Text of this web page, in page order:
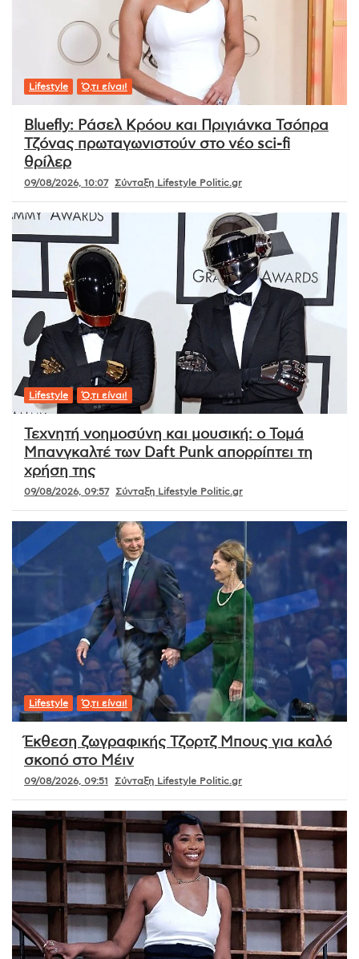
Lifestyle Ό,τι είναι!
Bluefly: Ράσελ Κρόου και Πριγιάνκα Τσόπρα
Τζόνας πρωταγωνιστούν στο νέο sci-fi
θρίλερ
09/08/2026, 10:07 Σύνταξη Lifestyle Politic.gr
Lifestyle Ό,τι είναι!
Τεχνητή νοημοσύνη και μουσική: ο Τομά
Μπανγκαλτέ των Daft Punk απορρίπτει τη
χρήση της
09/08/2026, 09:57 Σύνταξη Lifestyle Politic.gr
Lifestyle Ό,τι είναι!
Έκθεση ζωγραφικής Τζορτζ Μπους για καλό
σκοπό στο Μέιν
09/08/2026, 09:51 Σύνταξη Lifestyle Politic.gr